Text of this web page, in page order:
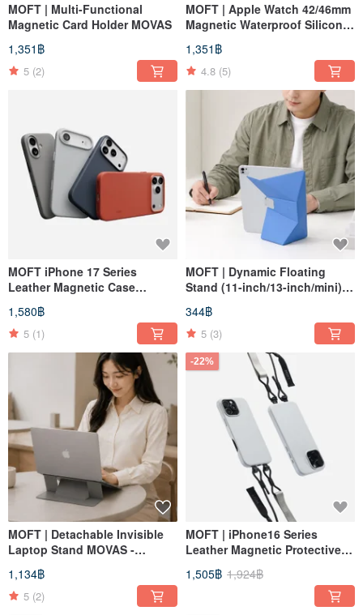
MOFT | Multi-Functional
Magnetic Card Holder MOVAS
1,351฿
5 (2)
MOFT | Apple Watch 42/46mm
Magnetic Waterproof Silicone
Band - Vibrant Colors, Instant
Magnetic Closure
1,351฿
4.8 (5)
MOFT iPhone 17 Series
Leather Magnetic Case
MOVAS
1,580฿
5 (1)
MOFT | Dynamic Floating
Stand (11-inch/13-inch/mini)
Switch Between Portrait and
Landscape with Ease
344฿
5 (3)
MOFT | Detachable Invisible
Laptop Stand MOVAS -
Available in Two Sizes
1,134฿
5 (2)
-22%
MOFT | iPhone16 Series
Leather Magnetic Protective
Case MOVAS (Clip Version) -
Mist Gray
1,505฿ 1,924฿